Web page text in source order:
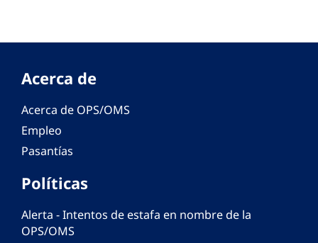
Acerca de
Acerca de OPS/OMS
Empleo
Pasantías
Políticas
Alerta - Intentos de estafa en nombre de la
OPS/OMS